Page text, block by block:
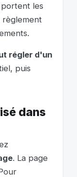
les
règlement
régler d'un
puis
dans
. La page